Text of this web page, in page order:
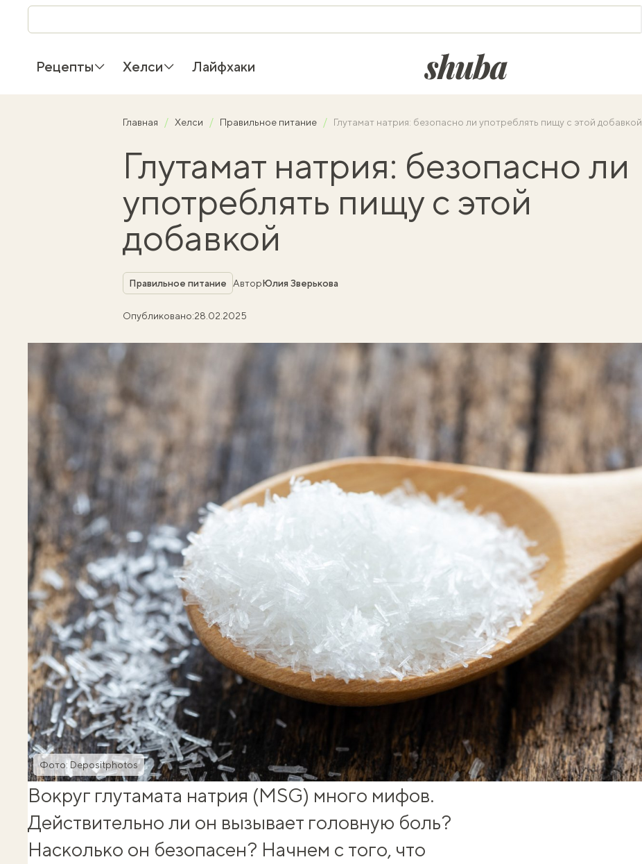
Рецепты Хелси Лайфхаки shuba.life
Главная Хелси Правильное питание Глутамат натрия: безопасно ли употреблять пищу с этой добавкой
Глутамат натрия: безопасно ли
употреблять пищу с этой
добавкой
Рубрика
Правильное питание АвторЮлия Зверькова
Опубликовано:28.02.2025
Фото: Depositphotos
Вокруг глутамата натрия (MSG) много мифов.
Действительно ли он вызывает головную боль?
Насколько он безопасен? Начнем с того, что